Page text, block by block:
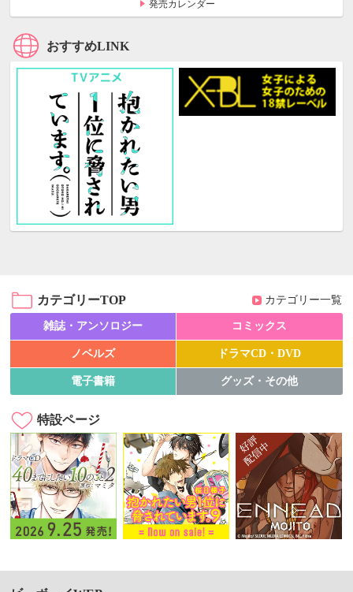
発売カレンダー
おすすめLINK
カテゴリーTOP カテゴリー一覧
雑誌・アンソロジー コミックス
ノベルズ ドラマCD・DVD
電子書籍 グッズ・その他
特設ページ